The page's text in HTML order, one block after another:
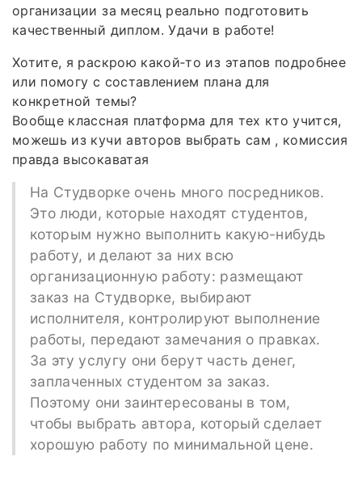
организации за месяц реально подготовить
качественный диплом. Удачи в работе!
Хотите, я раскрою какой‑то из этапов подробнее
или помогу с составлением плана для
конкретной темы?
Вообще классная платформа для тех кто учится,
можешь из кучи авторов выбрать сам , комиссия
правда высокаватая
На Студворке очень много посредников.
Это люди, которые находят студентов,
которым нужно выполнить какую-нибудь
работу, и делают за них всю
организационную работу: размещают
заказ на Студворке, выбирают
исполнителя, контролируют выполнение
работы, передают замечания о правках.
За эту услугу они берут часть денег,
заплаченных студентом за заказ.
Поэтому они заинтересованы в том,
чтобы выбрать автора, который сделает
хорошую работу по минимальной цене.